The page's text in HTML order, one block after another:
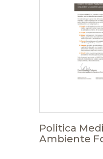
Politica
Ambiente